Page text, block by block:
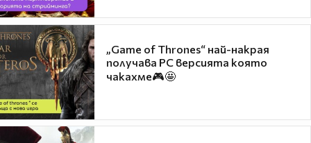
„Game of Thrones“ най-накрая
получава PC версията която
чакахме🎮🤩